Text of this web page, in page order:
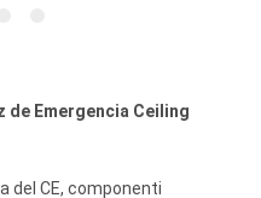
de Emergencia Ceiling
del CE, componenti